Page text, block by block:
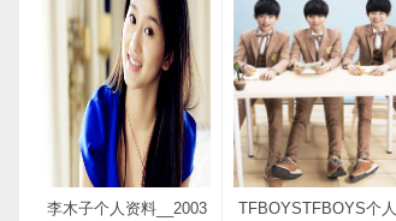
李木子个人资料__2003
TFBOYSTFBOYS个人